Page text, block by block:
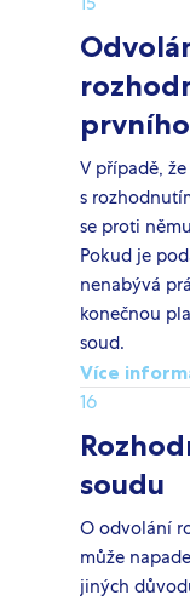
V případě,
s
se proti
Pokud je
nenabývá
konečnou
soud.
Více
16
soudu
O odvolání
může
jiných